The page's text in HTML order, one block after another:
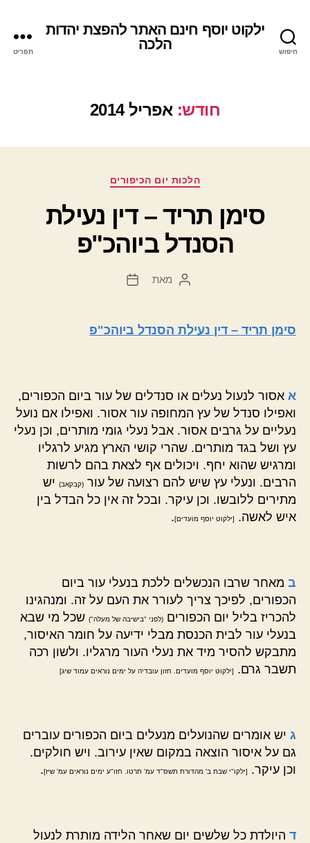
חיפוש
ילקוט יוסף חינם האתר להפצת יהדות
הלכה
תפריט
חודש: אפריל 2014
קטגוריות
הלכות יום הכיפורים
סימן תריד – דין נעילת
הסנדל ביוהכ"פ
המחבר
מאת
תאריך
סימן תריד – דין נעילת הסנדל ביוהכ"פ
א אסור לנעול נעלים או סנדלים של עור ביום הכפורים,
ואפילו סנדל של עץ המחופה עור אסור. ואפילו אם נועל
נעליים על גרבים אסור. אבל נעלי גומי מותרים, וכן נעלי
עץ ושל בגד מותרים. שהרי קושי הארץ מגיע לרגליו
ומרגיש שהוא יחף. ויכולים אף לצאת בהם לרשות
הרבים. ונעלי עץ שיש להם רצועה של עור (קבקאב) יש
מתירים ללובשו. וכן עיקר. ובכל זה אין כל הבדל בין
איש לאשה.
[ילקוט יוסף מועדים].
ב מאחר שרבו הנכשלים ללכת בנעלי עור ביום
הכפורים, לפיכך צריך לעורר את העם על זה. ומנהגינו
להכריז בליל יום הכפורים (לפני "בישיבה של מעלה") שכל מי שבא
בנעלי עור לבית הכנסת מבלי ידיעה על חומר האיסור,
מתבקש להסיר מיד את נעלי העור מרגליו. ולשון רכה
תשבר גרם.
[ילקוט יוסף מועדים. חזון עובדיה על ימים נוראים עמוד שיג]
ג יש אומרים שהנועלים מנעלים ביום הכפורים עוברים
גם על איסור הוצאה במקום שאין עירוב. ויש חולקים.
וכן עיקר.
[ילקו"י שבת ב' מהדורת תשס"ד עמ' תרטו. חזו"ע ימים נוראים עמ' שיז].
ד היולדת כל שלשים יום שאחר הלידה מותרת לנעול